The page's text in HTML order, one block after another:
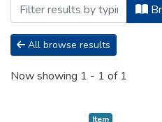
All browse results
Now showing 1 - 1 of 1
Item